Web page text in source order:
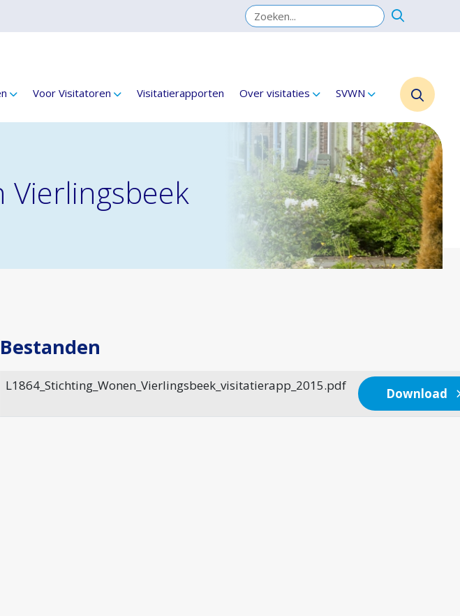
Voor Visitatoren Visitatierapporten Over visitaties SVWN
Vierlingsbeek
Bestanden
L1864_Stichting_Wonen_Vierlingsbeek_visitatierapp_2015.pdf
Download